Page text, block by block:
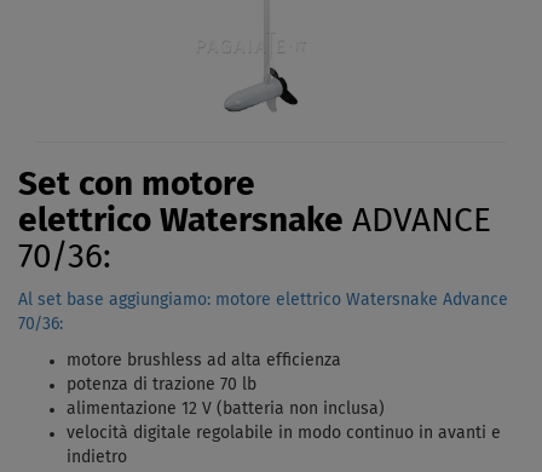
Set con motore
elettrico Watersnake ADVANCE
70/36:
Al set base aggiungiamo: motore elettrico Watersnake Advance
70/36:
motore brushless ad alta efficienza
potenza di trazione 70 lb
alimentazione 12 V (batteria non inclusa)
velocità digitale regolabile in modo continuo in avanti e
indietro